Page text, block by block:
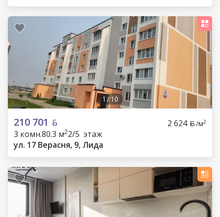
1/10
210 701 2 624 /м2
3 комн.80.3 м22/5 этаж
ул. 17 Верасня, 9, Лида